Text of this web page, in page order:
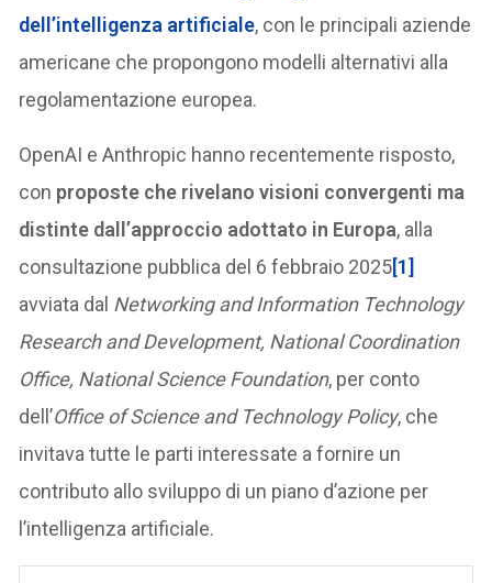
dell’intelligenza artificiale, con le principali aziende
americane che propongono modelli alternativi alla
regolamentazione europea.
OpenAI e Anthropic hanno recentemente risposto,
con proposte che rivelano visioni convergenti ma
distinte dall’approccio adottato in Europa, alla
consultazione pubblica del 6 febbraio 2025[1]
avviata dal Networking and Information Technology
Research and Development, National Coordination
Office, National Science Foundation, per conto
dell’Office of Science and Technology Policy, che
invitava tutte le parti interessate a fornire un
contributo allo sviluppo di un piano d’azione per
l’intelligenza artificiale.